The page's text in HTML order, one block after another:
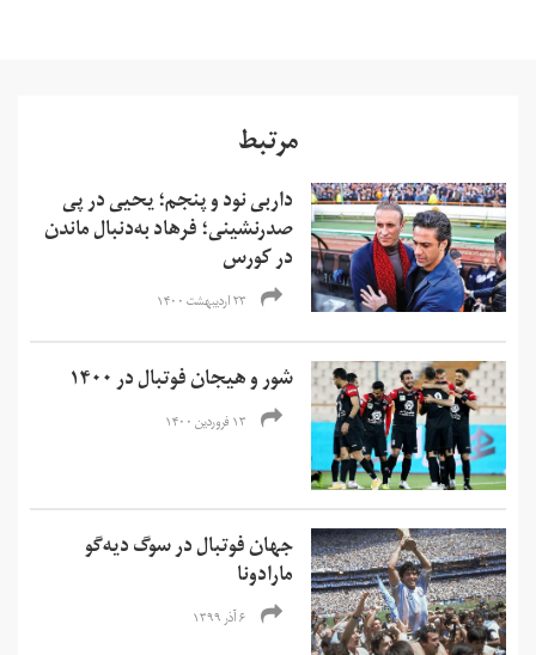
مرتبط
داربی نود و پنجم؛ یحیی در پی
صدرنشینی؛ فرهاد به‌دنبال ماندن
در کورس
۲۳ اردیبهشت ۱۴۰۰
شور و هیجان فوتبال در ۱۴۰۰
۱۳ فروردین ۱۴۰۰
جهان فوتبال در سوگ دیه‌گو
مارادونا
۶ آذر ۱۳۹۹